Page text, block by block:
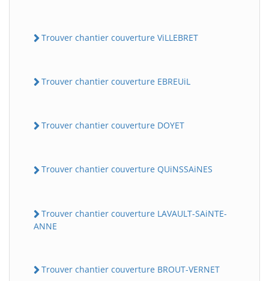
Trouver chantier couverture ViLLEBRET
Trouver chantier couverture EBREUiL
Trouver chantier couverture DOYET
Trouver chantier couverture QUiNSSAiNES
Trouver chantier couverture LAVAULT-SAiNTE-
ANNE
Trouver chantier couverture BROUT-VERNET